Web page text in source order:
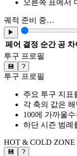
오른쪽 표에서
궤적 준비 중…
▶
페어 결정 순간 공 차
투구 프로필
💾 ?
투구 프로필
주요 투구 지표
각 축의 값은
100에 가까울
하단 시즌 범례
HOT & COLD ZONE
💾 ?